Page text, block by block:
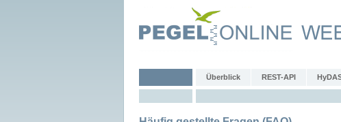
Überblick REST-API